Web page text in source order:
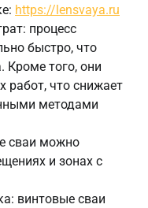
https://lensvaya.ru
процесс
быстро, что
Кроме того, они
что снижает
методами
сваи можно
и зонах с
винтовые сваи